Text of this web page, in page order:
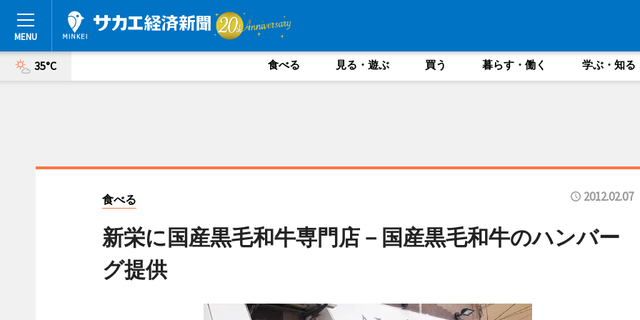
35°C 食べる 見る・遊ぶ 買う 暮らす・働く 学ぶ・知る
食べる 2012.02.07
新栄に国産黒毛和牛専門店－国産黒毛和牛のハンバー
グ提供